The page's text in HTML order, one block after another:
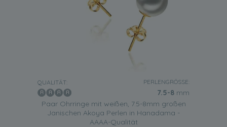
QUALITÄT: PERLENGRÖSSE:
7.5-8 mm
Paar Ohrringe mit weißen, 7.5-8mm großen
Janischen Akoya Perlen in Hanadama -
AAAA-Qualität